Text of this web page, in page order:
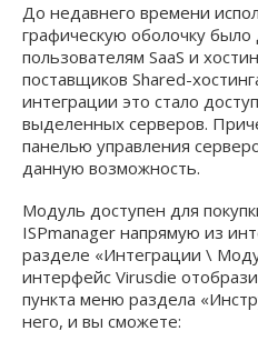
До недавнего времени
графическую оболочку
пользователям SaaS и
поставщиков Shared-
интеграции это стало
выделенных серверов.
панелью управления
данную возможность.
Модуль доступен для
ISPmanager напрямую из
разделе «Интеграции \
интерфейс Virusdie
пункта меню раздела
него, и вы сможете: